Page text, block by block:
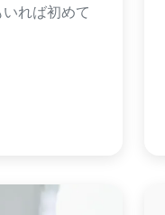
れば初めて